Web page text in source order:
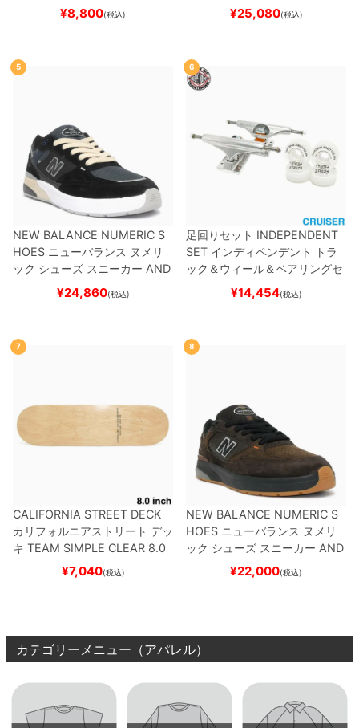
SLIM FIT 30 LENGTH
スケートボード スケボー
¥8,800(税込)
ード スケボー
¥25,080(税込)
5
NEW BALANCE NUMERIC S
HOES ニューバランス ヌメリ
ック シューズ スニーカー AND
REW REYNOLDS 933
BLACK/NAVYスケートボ
¥24,860(税込)
6
足回りセット INDEPENDENT
SET インディペンデント
トラ
ック＆ウィール＆ベアリングセ
（クルーザー用）
ボード スケボー
¥14,454(税込)
7
CALIFORNIA STREET DECK
カリフォルニアストリート デッ
キ TEAM SIMPLE CLEAR 8.0
ブランク（DSM）
ード スケボー
¥7,040(税込)
8
NEW BALANCE NUMERIC S
HOES ニューバランス ヌメリ
ック シューズ スニーカー AND
REW REYNOLDS 933
BROWN/BLACK
スケート
¥22,000(税込)
カテゴリーメニュー（アパレル）